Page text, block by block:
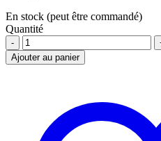
En stock (peut être commandé)
Quantité
TIGE
ISOLANTE
1/2"
Ajouter au panier